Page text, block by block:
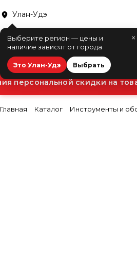
Улан-Удэ
×
Выберите регион — цены и
наличие зависят от города
Это Улан-Удэ Выбрать
персональной скидки на
Главная Каталог Инструменты и